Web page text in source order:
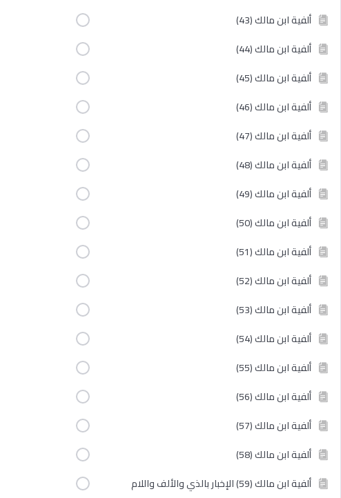
ألفية ابن مالك (43)
ألفية ابن مالك (44)
ألفية ابن مالك (45)
ألفية ابن مالك (46)
ألفية ابن مالك (47)
ألفية ابن مالك (48)
ألفية ابن مالك (49)
ألفية ابن مالك (50)
ألفية ابن مالك (51)
ألفية ابن مالك (52)
ألفية ابن مالك (53)
ألفية ابن مالك (54)
ألفية ابن مالك (55)
ألفية ابن مالك (56)
ألفية ابن مالك (57)
ألفية ابن مالك (58)
ألفية ابن مالك (59) الإخبار بالذي والألف واللام